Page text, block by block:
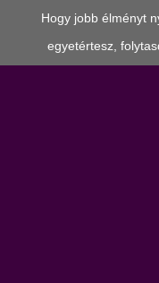
Hogy jobb élményt
egyetértesz,